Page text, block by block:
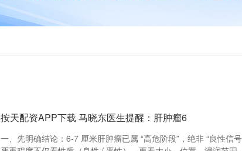
按天配资APP下载 马晓东医生提醒：肝肿瘤6
一、先明确结论：6-7 厘米肝肿瘤已属 “高危阶段”，绝非 “良性信